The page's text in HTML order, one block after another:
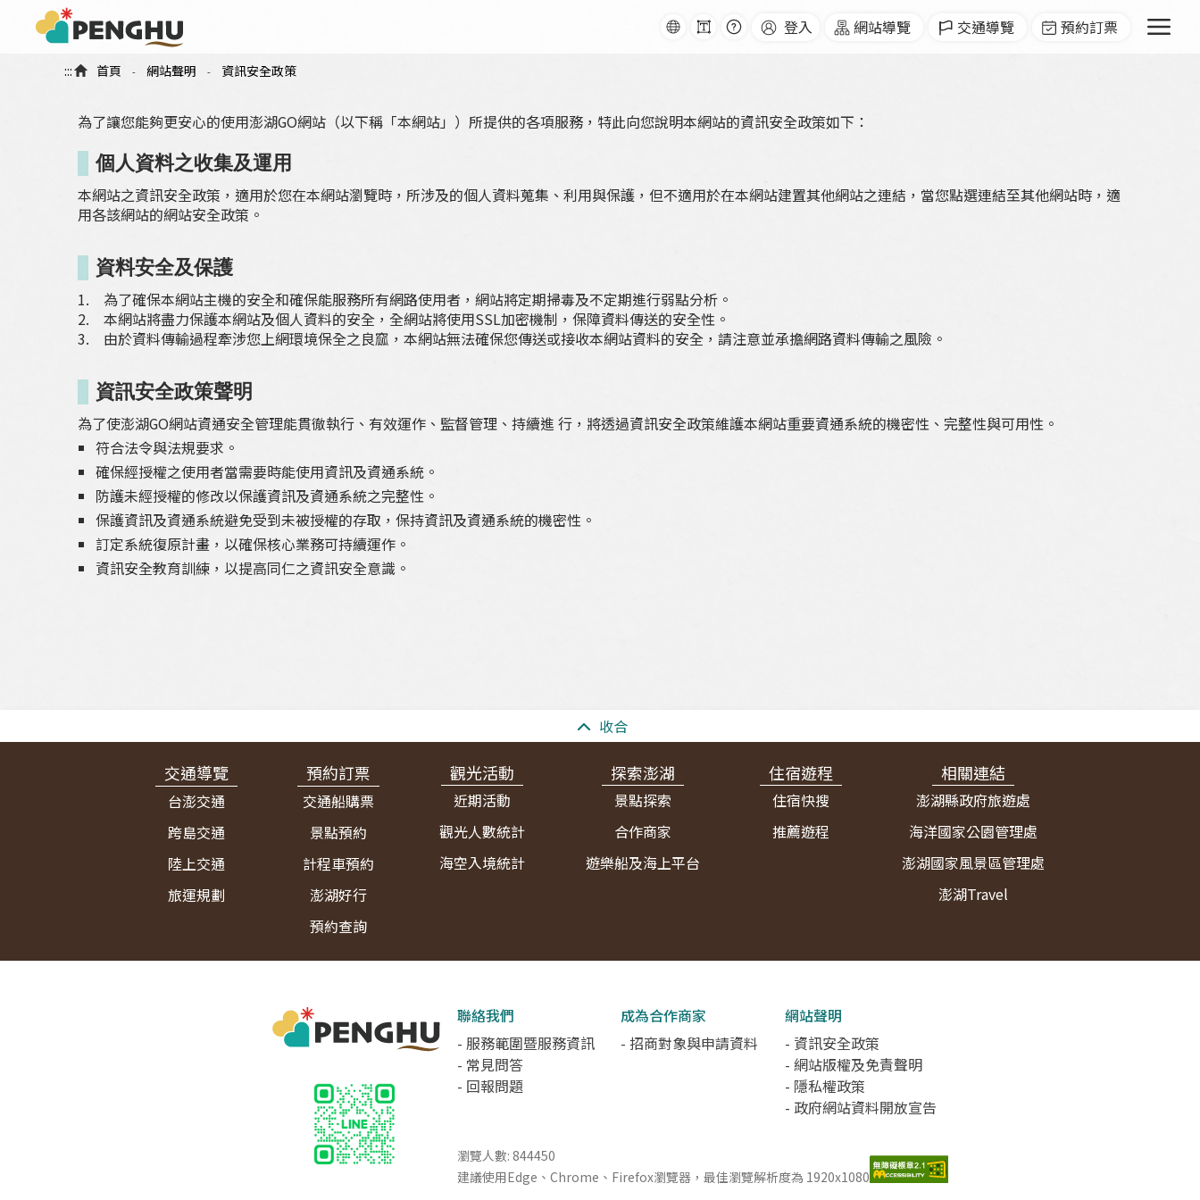
語
系
字
級 常
見
問
登入 網站導覽 交通導覽 預約訂票 menu
::: 首頁 - 網站聲明 - 資訊安全政策
為了讓您能夠更安心的使用澎湖GO網站（以下稱「本網站」）所提供的各項服務，特此向您說明本網站的資訊安全政策如下：
個人資料之收集及運用
本網站之資訊安全政策，適用於您在本網站瀏覽時，所涉及的個人資料蒐集、利用與保護，但不適用於在本網站建置其他網站之連結，當您點選連結至其他網站時，適
用各該網站的網站安全政策。
資料安全及保護
1. 為了確保本網站主機的安全和確保能服務所有網路使用者，網站將定期掃毒及不定期進行弱點分析。
2. 本網站將盡力保護本網站及個人資料的安全，全網站將使用SSL加密機制，保障資料傳送的安全性。
3. 由於資料傳輸過程牽涉您上網環境保全之良窳，本網站無法確保您傳送或接收本網站資料的安全，請注意並承擔網路資料傳輸之風險。
資訊安全政策聲明
為了使澎湖GO網站資通安全管理能貫徹執行、有效運作、監督管理、持續進 行，將透過資訊安全政策維護本網站重要資通系統的機密性、完整性與可用性。
符合法令與法規要求。
確保經授權之使用者當需要時能使用資訊及資通系統。
防護未經授權的修改以保護資訊及資通系統之完整性。
保護資訊及資通系統避免受到未被授權的存取，保持資訊及資通系統的機密性。
訂定系統復原計畫，以確保核心業務可持續運作。
資訊安全教育訓練，以提高同仁之資訊安全意識。
收合
交通導覽
台澎交通
跨島交通
陸上交通
旅運規劃
預約訂票
交通船購票
景點預約
計程車預約
澎湖好行
預約查詢
觀光活動
近期活動
觀光人數統計
海空入境統計
探索澎湖
景點探索
合作商家
遊樂船及海上平台
住宿遊程
住宿快搜
推薦遊程
相關連結
澎湖縣政府旅遊處
海洋國家公園管理處
澎湖國家風景區管理處
澎湖Travel
聯絡我們
- 服務範圍暨服務資訊
- 常見問答
- 回報問題
成為合作商家
- 招商對象與申請資料
網站聲明
- 資訊安全政策
- 網站版權及免責聲明
- 隱私權政策
- 政府網站資料開放宣告
瀏覽人數: 844450
建議使用Edge、Chrome、Firefox瀏覽器，最佳瀏覽解析度為 1920x1080